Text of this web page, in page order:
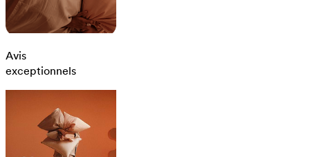
Avis
exceptionnels